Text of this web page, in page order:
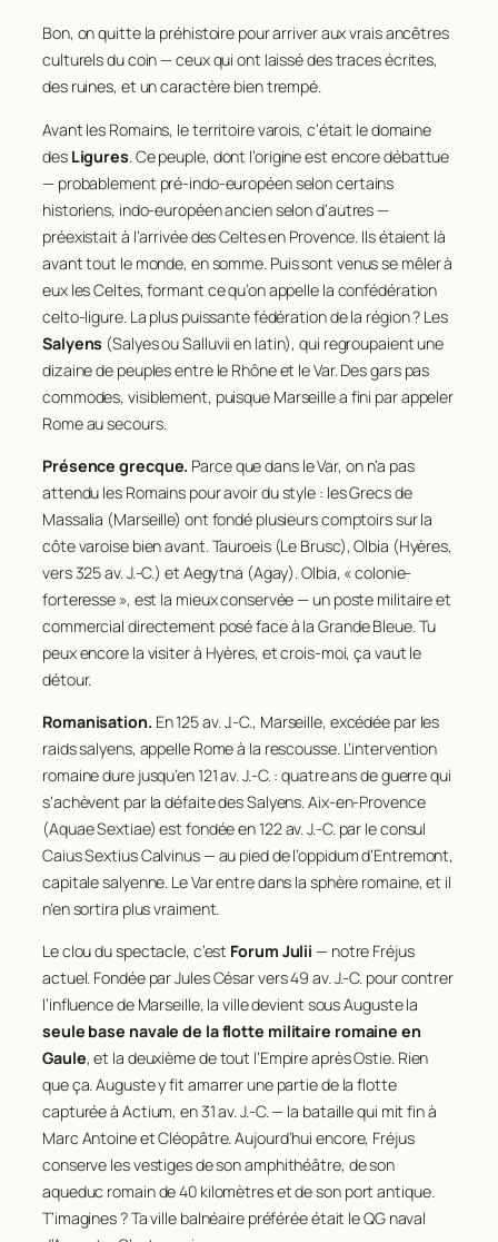
Bon, on quitte la préhistoire pour arriver aux vrais ancêtres
culturels du coin — ceux qui ont laissé des traces écrites,
des ruines, et un caractère bien trempé.
Avant les Romains, le territoire varois, c’était le domaine
des Ligures . Ce peuple, dont l’origine est encore débattue
— probablement pré-indo-européen selon certains
historiens, indo-européen ancien selon d’autres —
préexistait à l’arrivée des Celtes en Provence. Ils étaient là
avant tout le monde, en somme. Puis sont venus se mêler à
eux les Celtes, formant ce qu’on appelle la confédération
celto-ligure. La plus puissante fédération de la région ? Les
Salyens (SalyesouSalluvii en latin), qui regroupaient une
dizaine de peuples entre le Rhône et le Var. Des gars pas
commodes, visiblement, puisque Marseille a fini par appeler
Rome au secours.
Présence grecque. Parce que dans le Var, on n’a pas
attendu les Romains pour avoir du style : les Grecs de
Massalia (Marseille) ont fondé plusieurs comptoirs sur la
côte varoise bien avant. Tauroeis (Le Brusc), Olbia (Hyères,
vers 325 av. J.-C.) et Aegytna (Agay). Olbia, « colonie-
forteresse », est la mieux conservée — un poste militaire et
commercial directement posé face à la Grande Bleue. Tu
peux encore la visiter à Hyères, et crois-moi, ça vaut le
détour.
Romanisation. En 125 av. J.-C., Marseille, excédée par les
raids salyens, appelle Rome à la rescousse. L’intervention
romaine dure jusqu’en 121 av. J.-C. : quatre ans de guerre qui
s’achèvent par la défaite des Salyens. Aix-en-Provence
(Aquae Sextiae) est fondée en 122 av. J.-C. par le consul
Caius Sextius Calvinus — au pied de l’oppidum d’Entremont,
capitale salyenne. Le Var entre dans la sphère romaine, et il
n’en sortira plus vraiment.
Le clou du spectacle, c’est Forum Julii — notre Fréjus
actuel. Fondée par Jules César vers 49 av. J.-C. pour contrer
l’influence de Marseille, la ville devient sous Auguste la
seule base navale de la flotte militaire romaine en
Gaule, et la deuxième de tout l’Empire après Ostie. Rien
que ça. Auguste y fit amarrer une partie de la flotte
capturée à Actium, en 31 av. J.-C. — la bataille qui mit fin à
Marc Antoine et Cléopâtre. Aujourd’hui encore, Fréjus
conserve les vestiges de son amphithéâtre, de son
aqueduc romain de 40 kilomètres et de son port antique.
T’imagines ? Ta ville balnéaire préférée était le QG naval